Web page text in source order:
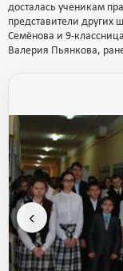
досталась ученикам
представители других
Семёнова и 9-
Валерия Пьянкова,
‹